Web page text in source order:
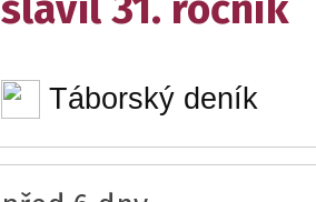
Táborský deník